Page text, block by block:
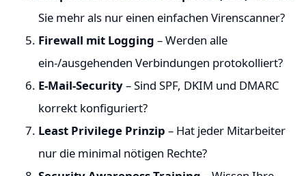
Sie mehr als nur einen einfachen Virenscanner?
Firewall mit Logging – Werden alle
ein-/ausgehenden Verbindungen protokolliert?
E-Mail-Security– Sind SPF, DKIM und DMARC
korrekt konfiguriert?
Least Privilege Prinzip – Hat jeder Mitarbeiter
nur die minimal nötigen Rechte?